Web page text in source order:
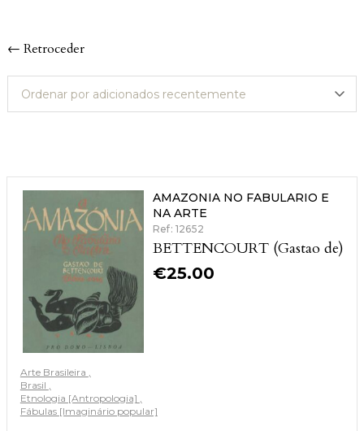
← Retroceder
AMAZONIA NO FABULARIO E
NA ARTE
Ref: 12652
BETTENCOURT (Gastao de)
€25.00
Arte Brasileira
Brasil
Etnologia [Antropologia]
Fábulas [Imaginário popular]